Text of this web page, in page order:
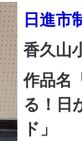
日進市
香久山
作品名
る！日
ド」